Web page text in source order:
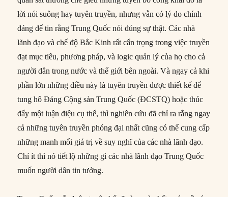
lời nói suông hay tuyên truyền, nhưng vẫn có lý do chính
đáng để tin rằng Trung Quốc nói đúng sự thật. Các nhà
lãnh đạo và chế độ Bắc Kinh rất cẩn trọng trong việc truyền
đạt mục tiêu, phương pháp, và logic quản lý của họ cho cả
người dân trong nước và thế giới bên ngoài. Và ngay cả khi
phần lớn những điều này là tuyên truyền được thiết kế để
tung hô Đảng Cộng sản Trung Quốc (ĐCSTQ) hoặc thúc
đẩy một luận điệu cụ thể, thì nghiên cứu đã chỉ ra rằng ngay
cả những tuyên truyền phóng đại nhất cũng có thể cung cấp
những manh mối giá trị về suy nghĩ của các nhà lãnh đạo.
Chí ít thì nó tiết lộ những gì các nhà lãnh đạo Trung Quốc
muốn người dân tin tưởng.